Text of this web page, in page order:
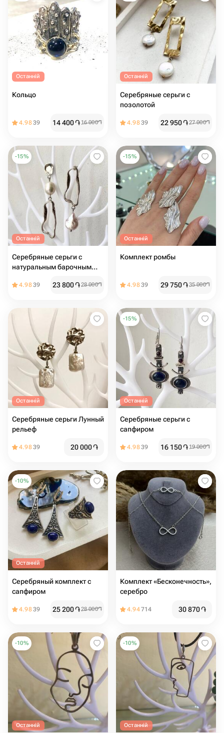
Останній
Кольцо
4.9839 14 400֏16 000֏
Останній
Серебряные серьги с
позолотой
4.9839 22 950֏27 000֏
-15%
Останній
Серебряные серьги с
натуральным барочным
4.9839 23 800֏28 000֏
-15%
Останній
Комплект ромбы
4.9839 29 750֏35 000֏
Останній
Серебряные серьги Лунный
рельеф
4.9839 20 000֏
-15%
Останній
Серебряные серьги с
сапфиром
4.9839 16 150֏19 000֏
-10%
Останній
Серебряный комплект с
сапфиром
4.9839 25 200֏28 000֏
Комплект «Бесконечность»,
серебро
4.94714 30 870֏
-10%
Останній
-10%
Останній